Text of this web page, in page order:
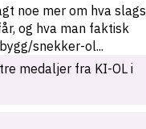
noe mer om hva slags
og hva man faktisk
snekker-ol...
medaljer fra KI-OL i